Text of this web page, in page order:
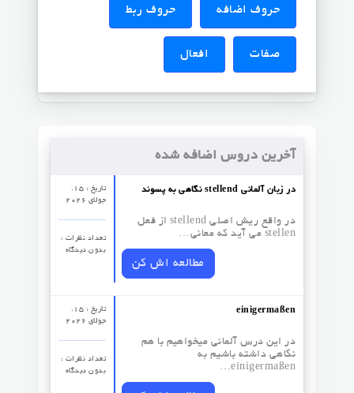
حروف اضافه حروف ربط
صفات افعال
آخرین دروس اضافه شده
تاریخ : 15.
جولای 2026
تعداد نظرات‌ :
بدون دیدگاه
نگاهی به پسوند stellend در زبان آلمانی
در واقع ریش اصلی stellend از فعل
stellen می آید که معانی…
مطالعه اش کن
تاریخ : 15.
جولای 2026
تعداد نظرات‌ :
بدون دیدگاه
einigermaßen
در این درس آلمانی میخواهیم با هم
نگاهی داشته باشیم به
einigermaßen…